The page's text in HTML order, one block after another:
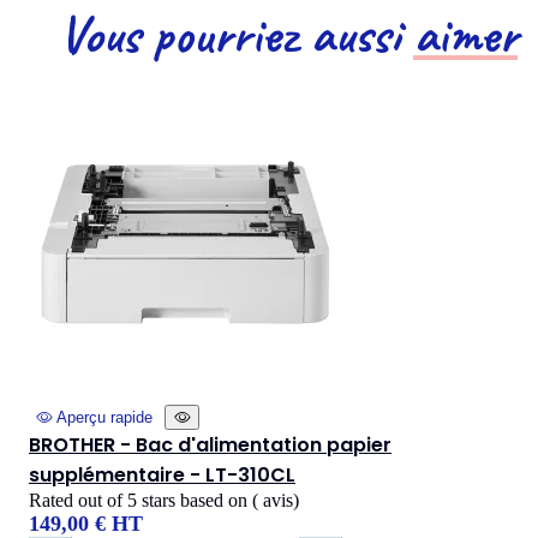
Vous pourriez aussiaimer
Aperçu rapide
BROTHER - Bac d'alimentation papier
supplémentaire - LT-310CL
Rated out of 5 stars based on ( avis)
149,00 € HT